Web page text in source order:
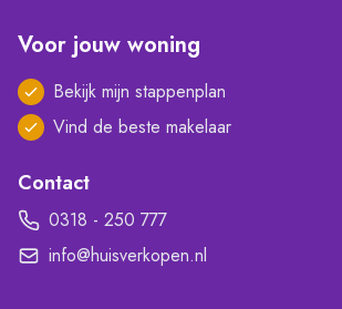
Voor jouw woning
Bekijk mijn stappenplan
Vind de beste makelaar
Contact
0318 - 250 777
info@huisverkopen.nl